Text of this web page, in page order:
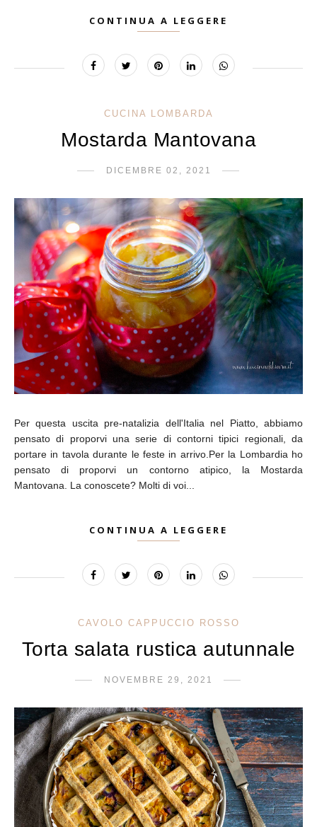
CONTINUA A LEGGERE
CUCINA LOMBARDA
Mostarda Mantovana
DICEMBRE 02, 2021
Per questa uscita pre-natalizia dell'Italia nel Piatto, abbiamo
pensato di proporvi una serie di contorni tipici regionali, da
portare in tavola durante le feste in arrivo.Per la Lombardia ho
pensato di proporvi un contorno atipico, la Mostarda
Mantovana. La conoscete? Molti di voi...
CONTINUA A LEGGERE
CAVOLO CAPPUCCIO ROSSO
Torta salata rustica autunnale
NOVEMBRE 29, 2021